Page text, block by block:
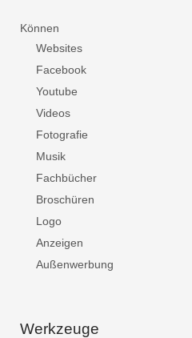
Können
Websites
Facebook
Youtube
Videos
Fotografie
Musik
Fachbücher
Broschüren
Logo
Anzeigen
Außenwerbung
Werkzeuge